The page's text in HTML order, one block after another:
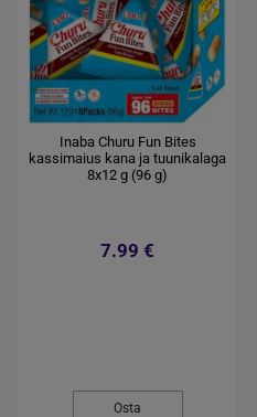
Inaba Churu Fun Bites
kassimaius kana ja tuunikalaga
8x12 g (96 g)
7.99 €
Osta